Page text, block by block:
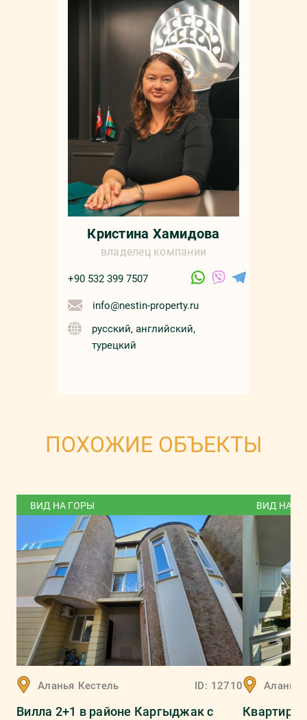
Кристина Хамидова
владелец компании
+90 532 399 7507
info@nestin-property.ru
русский, английский,
турецкий
ПОХОЖИЕ ОБЪЕКТЫ
ВИД НА ГОРЫ
Аланья Кестель ID: 12710
Вилла 2+1 в районе Каргыджак с
ВИД НА
Аланья
Квартира